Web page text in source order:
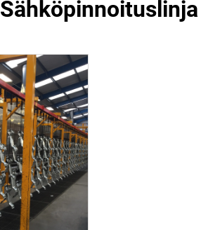
Sähköpinnoituslinja